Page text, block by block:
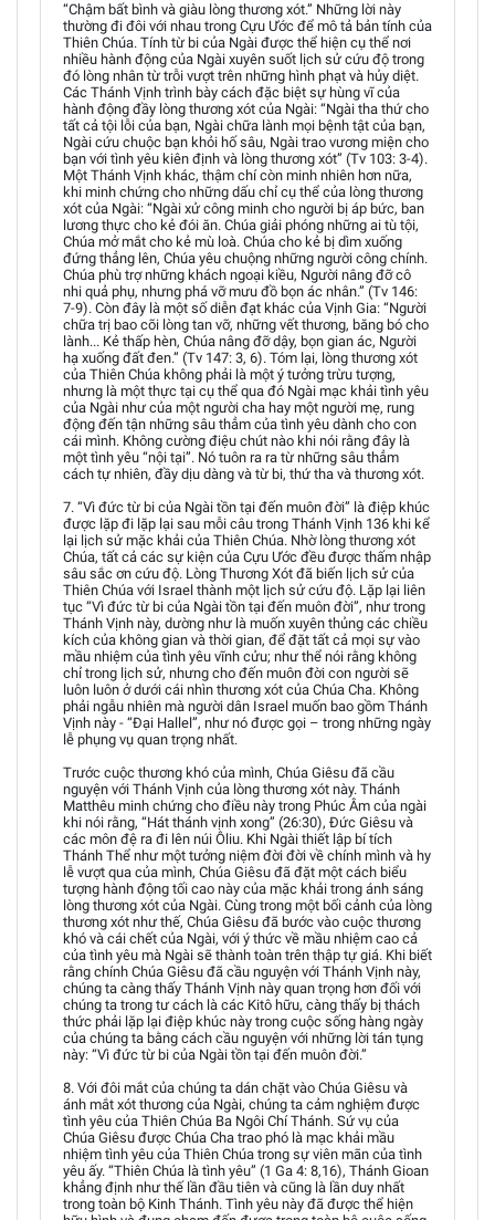
“Chậm bất bình và giàu lòng thương xót.” Những lời này
thường đi đôi với nhau trong Cựu Ước để mô tả bản tính của
Thiên Chúa. Tính từ bi của Ngài được thể hiện cụ thể nơi
nhiều hành động của Ngài xuyên suốt lịch sử cứu độ trong
đó lòng nhân từ trỗi vượt trên những hình phạt và hủy diệt.
Các Thánh Vịnh trình bày cách đặc biệt sự hùng vĩ của
hành động đầy lòng thương xót của Ngài: “Ngài tha thứ cho
tất cả tội lỗi của bạn, Ngài chữa lành mọi bệnh tật của bạn,
Ngài cứu chuộc bạn khỏi hố sâu, Ngài trao vương miện cho
bạn với tình yêu kiên định và lòng thương xót” (Tv 103: 3-4).
Một Thánh Vịnh khác, thậm chí còn minh nhiên hơn nữa,
khi minh chứng cho những dấu chỉ cụ thể của lòng thương
xót của Ngài: “Ngài xử công minh cho người bị áp bức, ban
lương thực cho kẻ đói ăn. Chúa giải phóng những ai tù tội,
Chúa mở mắt cho kẻ mù loà. Chúa cho kẻ bị dìm xuống
đứng thẳng lên, Chúa yêu chuộng những người công chính.
Chúa phù trợ những khách ngoại kiều, Người nâng đỡ cô
nhi quả phụ, nhưng phá vỡ mưu đồ bọn ác nhân.” (Tv 146:
7-9). Còn đây là một số diễn đạt khác của Vịnh Gia: “Người
chữa trị bao cõi lòng tan vỡ, những vết thương, băng bó cho
lành... Kẻ thấp hèn, Chúa nâng đỡ dậy, bọn gian ác, Người
hạ xuống đất đen.” (Tv 147: 3, 6). Tóm lại, lòng thương xót
của Thiên Chúa không phải là một ý tưởng trừu tượng,
nhưng là một thực tại cụ thể qua đó Ngài mạc khải tình yêu
của Ngài như của một người cha hay một người mẹ, rung
động đến tận những sâu thẳm của tình yêu dành cho con
cái mình. Không cường điệu chút nào khi nói rằng đây là
một tình yêu “nội tại”. Nó tuôn ra ra từ những sâu thẳm
cách tự nhiên, đầy dịu dàng và từ bi, thứ tha và thương xót.
7. “Vì đức từ bi của Ngài tồn tại đến muôn đời” là điệp khúc
được lặp đi lặp lại sau mỗi câu trong Thánh Vịnh 136 khi kể
lại lịch sử mặc khải của Thiên Chúa. Nhờ lòng thương xót
Chúa, tất cả các sự kiện của Cựu Ước đều được thấm nhập
sâu sắc ơn cứu độ. Lòng Thương Xót đã biến lịch sử của
Thiên Chúa với Israel thành một lịch sử cứu độ. Lặp lại liên
tục “Vì đức từ bi của Ngài tồn tại đến muôn đời”, như trong
Thánh Vịnh này, dường như là muốn xuyên thủng các chiều
kích của không gian và thời gian, để đặt tất cả mọi sự vào
mầu nhiệm của tình yêu vĩnh cửu; như thể nói rằng không
chỉ trong lịch sử, nhưng cho đến muôn đời con người sẽ
luôn luôn ở dưới cái nhìn thương xót của Chúa Cha. Không
phải ngẫu nhiên mà người dân Israel muốn bao gồm Thánh
Vịnh này - “Đại Hallel”, như nó được gọi – trong những ngày
lễ phụng vụ quan trọng nhất.
Trước cuộc thương khó của mình, Chúa Giêsu đã cầu
nguyện với Thánh Vịnh của lòng thương xót này. Thánh
Matthêu minh chứng cho điều này trong Phúc Âm của ngài
khi nói rằng, “Hát thánh vịnh xong” (26:30), Ðức Giêsu và
các môn đệ ra đi lên núi Ôliu. Khi Ngài thiết lập bí tích
Thánh Thể như một tưởng niệm đời đời về chính mình và hy
lễ vượt qua của mình, Chúa Giêsu đã đặt một cách biểu
tượng hành động tối cao này của mặc khải trong ánh sáng
lòng thương xót của Ngài. Cùng trong một bối cảnh của lòng
thương xót như thế, Chúa Giêsu đã bước vào cuộc thương
khó và cái chết của Ngài, với ý thức về mầu nhiệm cao cả
của tình yêu mà Ngài sẽ thành toàn trên thập tự giá. Khi biết
rằng chính Chúa Giêsu đã cầu nguyện với Thánh Vịnh này,
chúng ta càng thấy Thánh Vịnh này quan trọng hơn đối với
chúng ta trong tư cách là các Kitô hữu, càng thấy bị thách
thức phải lặp lại điệp khúc này trong cuộc sống hàng ngày
của chúng ta bằng cách cầu nguyện với những lời tán tụng
này: “Vì đức từ bi của Ngài tồn tại đến muôn đời.”
8. Với đôi mắt của chúng ta dán chặt vào Chúa Giêsu và
ánh mắt xót thương của Ngài, chúng ta cảm nghiệm được
tình yêu của Thiên Chúa Ba Ngôi Chí Thánh. Sứ vụ của
Chúa Giêsu được Chúa Cha trao phó là mạc khải mầu
nhiệm tình yêu của Thiên Chúa trong sự viên mãn của tình
yêu ấy. “Thiên Chúa là tình yêu” (1 Ga 4: 8,16), Thánh Gioan
khẳng định như thế lần đầu tiên và cũng là lần duy nhất
trong toàn bộ Kinh Thánh. Tình yêu này đã được thể hiện